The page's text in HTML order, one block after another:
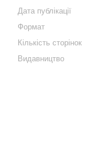
Дата публікації
Формат
Кількість сторінок
Видавництво